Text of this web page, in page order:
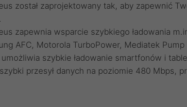
został zaprojektowany tak, aby zapewnić
zapewnia wsparcie szybkiego ładowania
AFC, Motorola TurboPower, Mediatek
szybkie ładowanie smartfonów i
przesył danych na poziomie 480 Mbps,